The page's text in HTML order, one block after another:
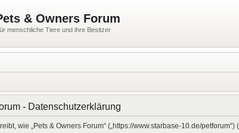
& Owners Forum
menschliche Tiere und ihre Besitzer
- Datenschutzerklärung
wie „Pets & Owners Forum“ („https://www.starbase-10.de/